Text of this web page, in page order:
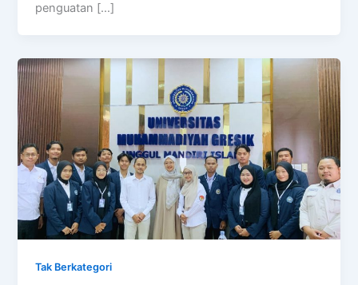
penguatan […]
Tak Berkategori